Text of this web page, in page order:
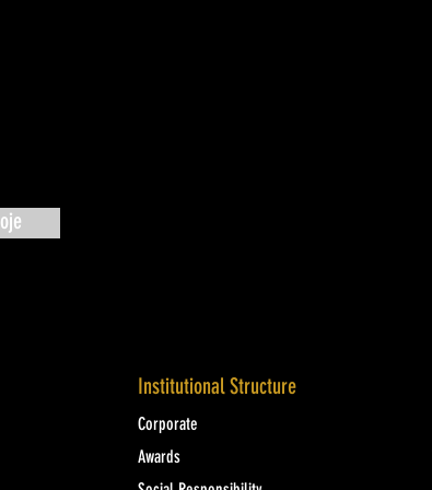
Institutional Structure
Corporate
Awards